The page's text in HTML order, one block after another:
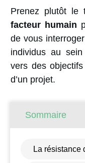
Prenez plutôt le
facteur humain
de vous
individus au
vers des
d’un projet.
Sommaire
La résistance